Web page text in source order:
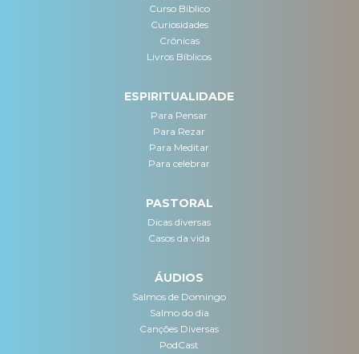
Curso Bíblico
Curiosidades
Crônicas
Livros Bíblicos
ESPIRITUALIDADE
Para Pensar
Para Rezar
Para Meditar
Para celebrar
PASTORAL
Dicas diversas
Casos da vida
ÁUDIOS
Salmos de Domingo
Salmo do dia
Canções Diversas
PodCast